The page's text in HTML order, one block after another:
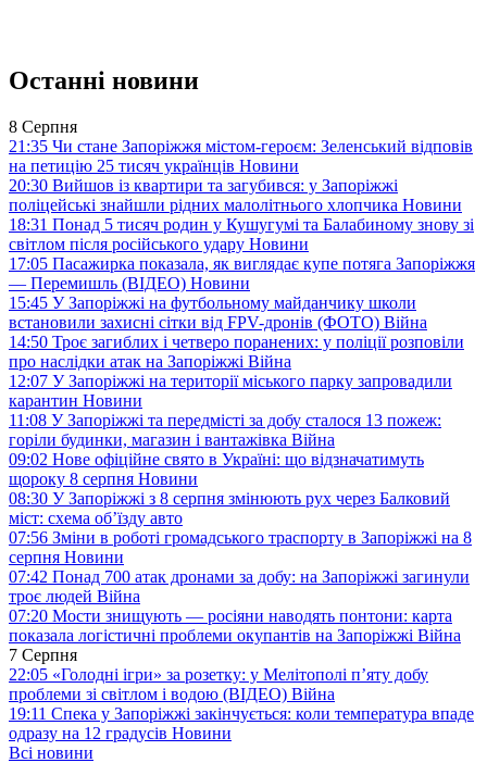
Останні новини
8 Серпня
21:35 Чи стане Запоріжжя містом-героєм: Зеленський відповів
на петицію 25 тисяч українців Новини
20:30 Вийшов із квартири та загубився: у Запоріжжі
поліцейські знайшли рідних малолітнього хлопчика Новини
18:31 Понад 5 тисяч родин у Кушугумі та Балабиному знову зі
світлом після російського удару Новини
17:05 Пасажирка показала, як виглядає купе потяга Запоріжжя
— Перемишль (ВІДЕО) Новини
15:45 У Запоріжжі на футбольному майданчику школи
встановили захисні сітки від FPV-дронів (ФОТО) Війна
14:50 Троє загиблих і четверо поранених: у поліції розповіли
про наслідки атак на Запоріжжі Війна
12:07 У Запоріжжі на території міського парку запровадили
карантин Новини
11:08 У Запоріжжі та передмісті за добу сталося 13 пожеж:
горіли будинки, магазин і вантажівка Війна
09:02 Нове офіційне свято в Україні: що відзначатимуть
щороку 8 серпня Новини
08:30 У Запоріжжі з 8 серпня змінюють рух через Балковий
міст: схема об’їзду авто
07:56 Зміни в роботі громадського траспорту в Запоріжжі на 8
серпня Новини
07:42 Понад 700 атак дронами за добу: на Запоріжжі загинули
троє людей Війна
07:20 Мости знищують — росіяни наводять понтони: карта
показала логістичні проблеми окупантів на Запоріжжі Війна
7 Серпня
22:05 «Голодні ігри» за розетку: у Мелітополі п’яту добу
проблеми зі світлом і водою (ВІДЕО) Війна
19:11 Спека у Запоріжжі закінчується: коли температура впаде
одразу на 12 градусів Новини
Всі новини